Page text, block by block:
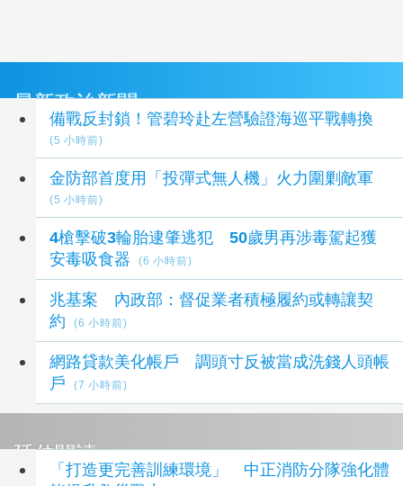
最新政治新聞
備戰反封鎖！管碧玲赴左營驗證海巡平戰轉換
(5 小時前)
金防部首度用「投彈式無人機」火力圍剿敵軍
(5 小時前)
4槍擊破3輪胎逮肇逃犯 50歲男再涉毒駕起獲
安毒吸食器
(6 小時前)
兆基案 內政部：督促業者積極履約或轉讓契
約
(6 小時前)
網路貸款美化帳戶 調頭寸反被當成洗錢人頭帳
戶
(7 小時前)
延伸閱讀
「打造更完善訓練環境」 中正消防分隊強化體